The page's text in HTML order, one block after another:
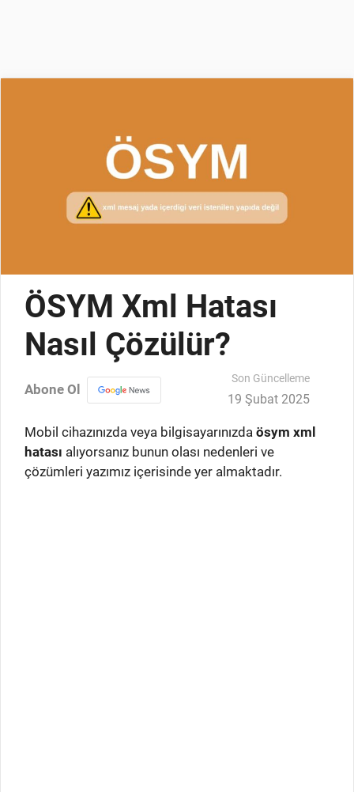
ÖSYM Xml Hatası
Nasıl Çözülür?
Abone Ol
Son Güncelleme
19 Şubat 2025
Mobil cihazınızda veya bilgisayarınızda ösym xml
hatası alıyorsanız bunun olası nedenleri ve
çözümleri yazımız içerisinde yer almaktadır.